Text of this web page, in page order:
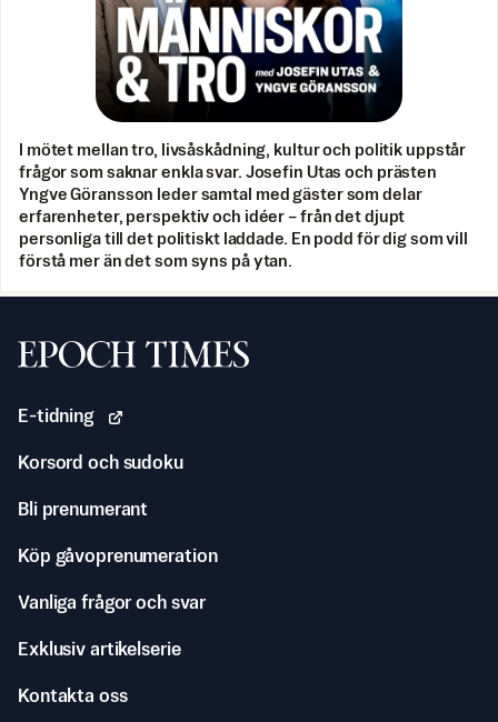
I mötet mellan tro, livsåskådning, kultur och politik uppstår
frågor som saknar enkla svar. Josefin Utas och prästen
Yngve Göransson leder samtal med gäster som delar
erfarenheter, perspektiv och idéer – från det djupt
personliga till det politiskt laddade. En podd för dig som vill
förstå mer än det som syns på ytan.
Svenska Epoch Times
E-tidning
Korsord och sudoku
Bli prenumerant
Köp gåvoprenumeration
Vanliga frågor och svar
Exklusiv artikelserie
Kontakta oss